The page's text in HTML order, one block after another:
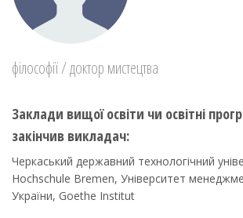
філософії / доктор мистецтва
Заклади вищої освіти чи освітні
закінчив викладач:
Черкаський державний технологічний
Hochschule Bremen, Університет
України, Goethe Institut